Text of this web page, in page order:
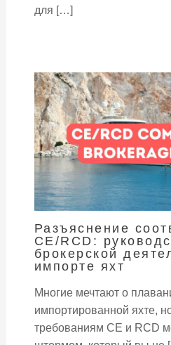
для […]
Разъяснение
CE/RCD:
брокерской
импорте яхт
Многие мечтают о
импортированной яхте,
требованиям CE и RCD